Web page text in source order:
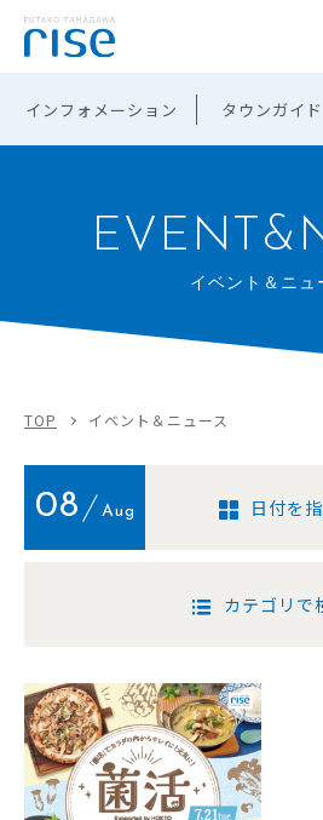
インフォメーション タウンガイド
イベント＆ニュ
TOP イベント＆ニュース
08 Aug 日付を
カテゴリで